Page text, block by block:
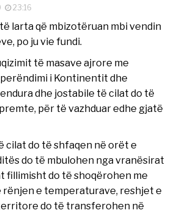
23:16
larta që mbizotëruan mbi vendin
po ju vie fundi.
të masave ajrore me
i Kontinentit dhe
dhe jostabile të cilat do të
për të vazhduar edhe gjatë
cilat do të shfaqen në orët e
do të mbulohen nga vranësirat
fillimisht do të shoqërohen me
rënjen e temperaturave, reshjet e
do të transferohen në